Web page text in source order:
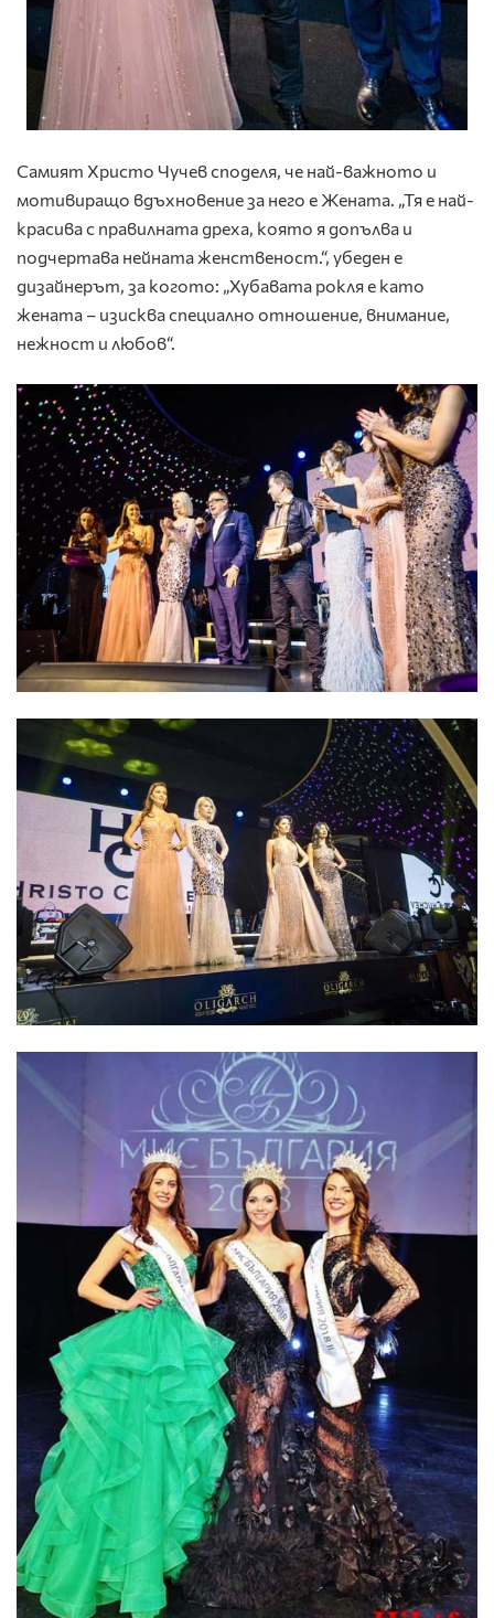
Самият Христо Чучев споделя, че най-важното и
мотивиращо вдъхновение за него е Жената. „Тя е най-
красива с правилната дреха, която я допълва и
подчертава нейната женственост.“, убеден е
дизайнерът, за когото: „Хубавата рокля е като
жената – изисква специално отношение, внимание,
нежност и любов“.